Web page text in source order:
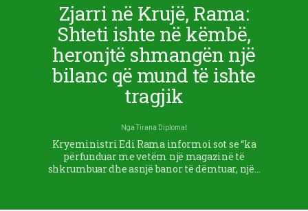
Zjarri në Krujë, Rama:
Shteti ishte në këmbë,
heronjtë shmangën një
bilanc që mund të ishte
tragjik
Nga Tirana Diplomat
Kryeministri Edi Rama informoi sot se “ka
përfunduar me vetëm një magazinë të
shkrumbuar dhe asnjë banor të dëmtuar, një…